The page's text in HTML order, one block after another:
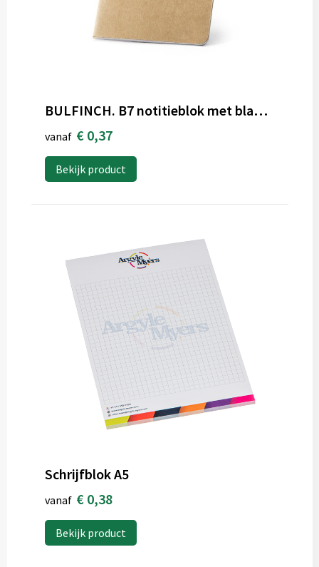
BULFINCH. B7 notitieblok met blanco pagina'
vanaf € 0,37
Bekijk product
Schrijfblok A5
vanaf € 0,38
Bekijk product